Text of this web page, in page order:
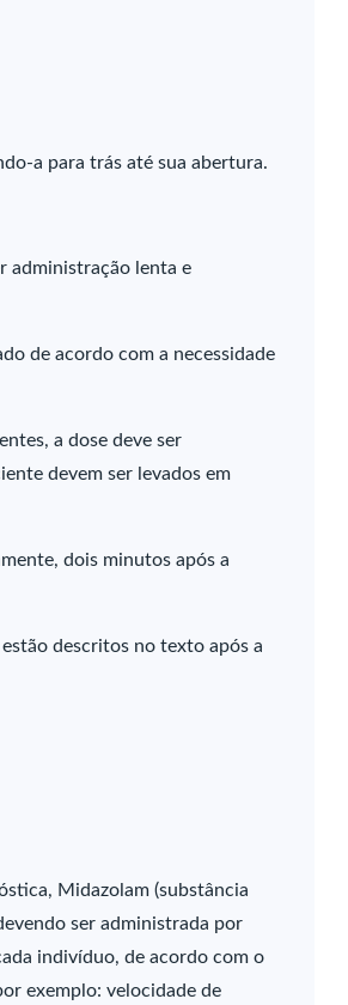
a para trás até sua abertura.
administração lenta e
de acordo com a necessidade
a dose deve ser
devem ser levados em
dois minutos após a
descritos no texto após a
Midazolam (substância
ser administrada por
indivíduo, de acordo com o
exemplo: velocidade de